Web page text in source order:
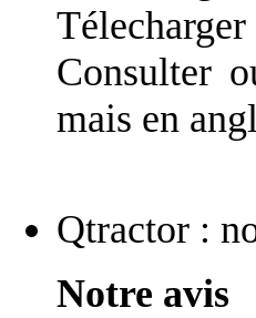
Télecharger
Consulter
mais en
Qtractor :
Notre avis